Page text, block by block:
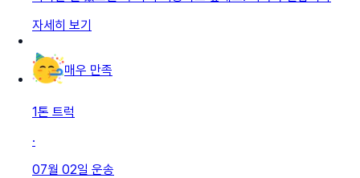
자세히 보기
매우 만족
1톤 트럭
·
07월 02일 운송